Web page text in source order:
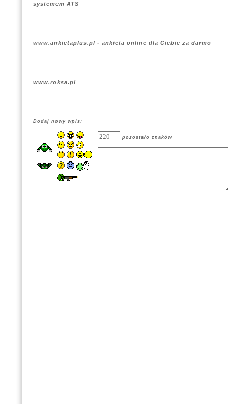
systemem ATS
www.ankietaplus.pl - ankieta online dla Ciebie za darmo
www.roksa.pl
Dodaj nowy wpis:
pozostało znaków